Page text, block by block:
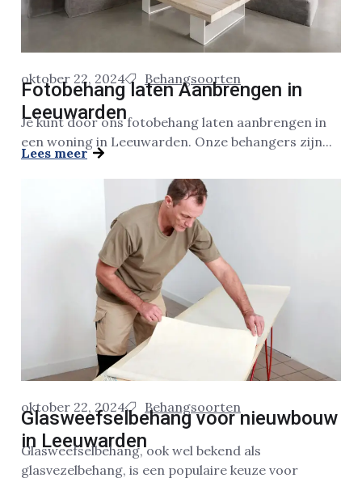
oktober 22, 2024 Behangsoorten
Fotobehang laten Aanbrengen in
Leeuwarden
Je kunt door ons fotobehang laten aanbrengen in
een woning in Leeuwarden. Onze behangers zijn...
Lees meer
oktober 22, 2024 Behangsoorten
Glasweefselbehang voor nieuwbouw
in Leeuwarden
Glasweefselbehang, ook wel bekend als
glasvezelbehang, is een populaire keuze voor